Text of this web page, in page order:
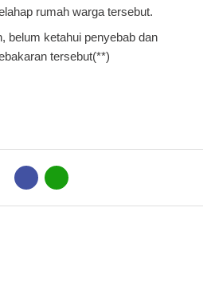
rumah warga tersebut.
belum ketahui penyebab dan
tersebut(**)
B